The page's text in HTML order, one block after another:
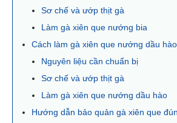
Sơ chế và ướp thịt gà
Làm gà xiên que nướng bia
Cách làm gà xiên que nướng dầu hào
Nguyên liệu cần chuẩn bị
Sơ chế và ướp thịt gà
Làm gà xiên que nướng dầu hào
Hướng dẫn bảo quản gà xiên que